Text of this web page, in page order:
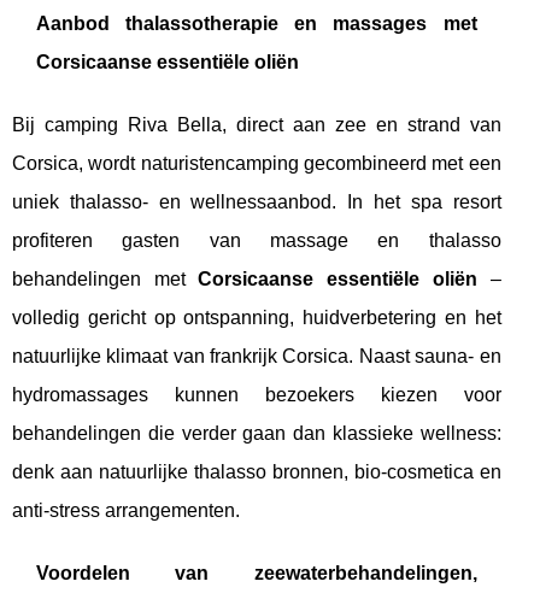
Aanbod thalassotherapie en massages met
Corsicaanse essentiële oliën
Bij camping Riva Bella, direct aan zee en strand van
Corsica, wordt naturistencamping gecombineerd met een
uniek thalasso- en wellnessaanbod. In het spa resort
profiteren gasten van massage en thalasso
behandelingen metCorsicaanse essentiële oliën –
volledig gericht op ontspanning, huidverbetering en het
natuurlijke klimaat van frankrijk Corsica. Naast sauna- en
hydromassages kunnen bezoekers kiezen voor
behandelingen die verder gaan dan klassieke wellness:
denk aan natuurlijke thalasso bronnen, bio-cosmetica en
anti-stress arrangementen.
Voordelen van zeewaterbehandelingen,